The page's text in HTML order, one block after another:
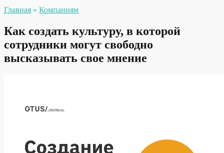
Главная » Компаниям
Как создать культуру, в которой
сотрудники могут свободно
высказывать свое мнение